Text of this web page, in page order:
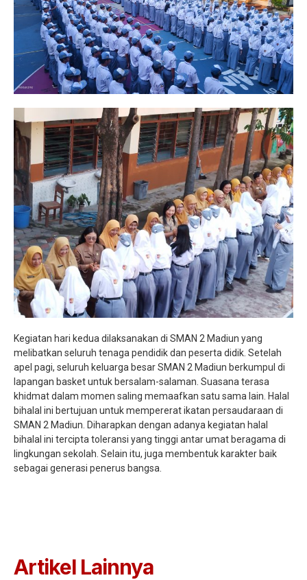
Kegiatan hari kedua dilaksanakan di SMAN 2 Madiun yang
melibatkan seluruh tenaga pendidik dan peserta didik. Setelah
apel pagi, seluruh keluarga besar SMAN 2 Madiun berkumpul di
lapangan basket untuk bersalam-salaman. Suasana terasa
khidmat dalam momen saling memaafkan satu sama lain. Halal
bihalal ini bertujuan untuk mempererat ikatan persaudaraan di
SMAN 2 Madiun. Diharapkan dengan adanya kegiatan halal
bihalal ini tercipta toleransi yang tinggi antar umat beragama di
lingkungan sekolah. Selain itu, juga membentuk karakter baik
sebagai generasi penerus bangsa.
Artikel Lainnya